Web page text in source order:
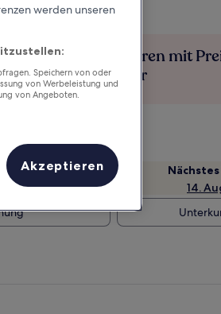
Mehr sparen mit
Mitglieder
Aug.
14.
werden unseren
Speichern von oder
von Werbeleistung und
von Angeboten.
Akzeptieren